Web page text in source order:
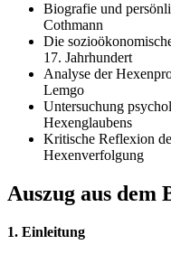
Biografie und
Cothmann
Die
17. Jahrhundert
Analyse der
Lemgo
Untersuchung
Hexenglaubens
Kritische Reflexion
Hexenverfolgung
Auszug aus dem
1. Einleitung